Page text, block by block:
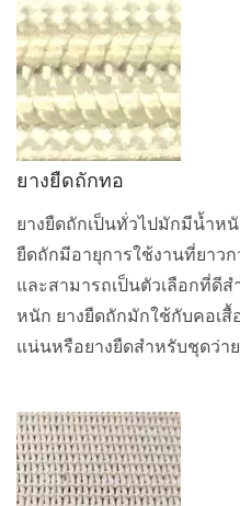
ยางยืดถักทอ
ยางยืดถักเป็นทั่วไปมักมีน้ำหนั
ยืดถักมีอายุการใช้งานที่ยาว
และสามารถเป็นตัวเลือกที่ดี
หนัก ยางยืดถักมักใช้กับคอเสื้
แน่นหรือยางยืดสำหรับชุดว่า